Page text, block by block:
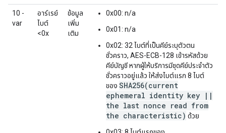
10 -
var
อาร์เรย์
ไบต์
<0x
ข้อมูล
เพิ่ม
เติม
0x00: n/a
0x01: n/a
0x02: 32 ไบต์ที่เป็นคีย์ระบุตัวตน
ชั่วคราว, AES-ECB-128 เข้ารหัสด้วย
คีย์บัญชี หากผู้ให้บริการมีชุดคีย์ประจำตัว
ชั่วคราวอยู่แล้ว ให้ส่งไบต์แรก 8 ไบต์
ของ SHA256(current
ephemeral identity key ||
the last nonce read from
the characteristic) ด้วย